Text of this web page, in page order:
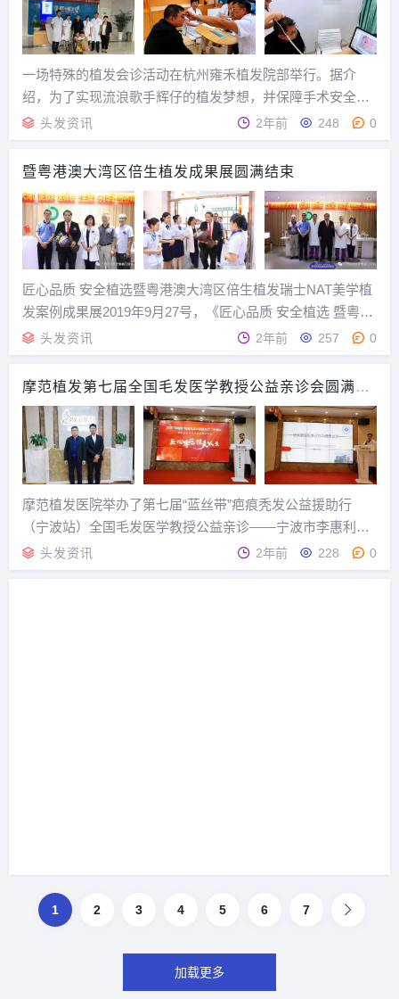
独立走路，只是依靠...
一场特殊的植发会诊活动在杭州雍禾植发院部举行。据介
绍，为了实现流浪歌手辉仔的植发梦想，并保障手术安全和
效果，雍禾植发杭州分院特邀请杭州整形医院院长谭晓燕，
上海交通大学医学院附属第九人民医院皮肤科主任刘清教
授，及雍禾植发植发首席专家韩岩院长，李新枫主任等全
头发资讯 2年前 248 0
暨粤港澳大湾区倍生植发成果展圆满结束
匠心品质 安全植选暨粤港澳大湾区倍生植发瑞士NAT美学植
发案例成果展2019年9月27号，《匠心品质 安全植选 暨粤港
澳大湾区倍生植发瑞士NAT美学植发案例成果展》在倍生植
发医院隆重举办。在今年2月18日号国家印发的《粤港澳大
湾区发展规划纲要》中医疗健康服...
头发资讯 2年前 257 0
摩范植发第七届全国毛发医学教授公益亲诊会圆满举
行
摩范植发医院举办了第七届“蓝丝带”疤痕秃发公益援助行
（宁波站）全国毛发医学教授公益亲诊——宁波市李惠利医
院东部院区主任蔡宝祥博士，为发友亲诊。在本次亲诊活动
中，蔡博士先是大家从发病机制、诊断与鉴别诊断、治疗与
头发资讯 2年前 228 0
1 2 3 4 5 6 7
加载更多